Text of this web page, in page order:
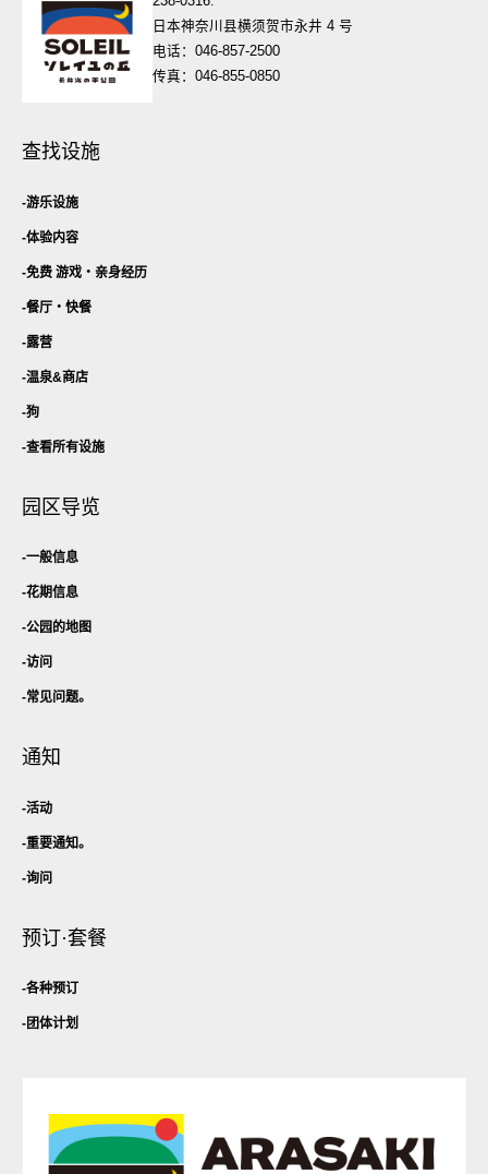
日本神奈川县横须贺市永井 4 号
电话：046-857-2500
传真：046-855-0850
查找设施
游乐设施
体验内容
免费 游戏・ 亲身经历
餐厅・ 快餐
露营
温泉&商店
狗
查看所有设施
园区导览
一般信息
花期信息
公园的地图
访问
常见问题。
通知
活动
重要通知。
询问
预订·套餐
各种预订
团体计划